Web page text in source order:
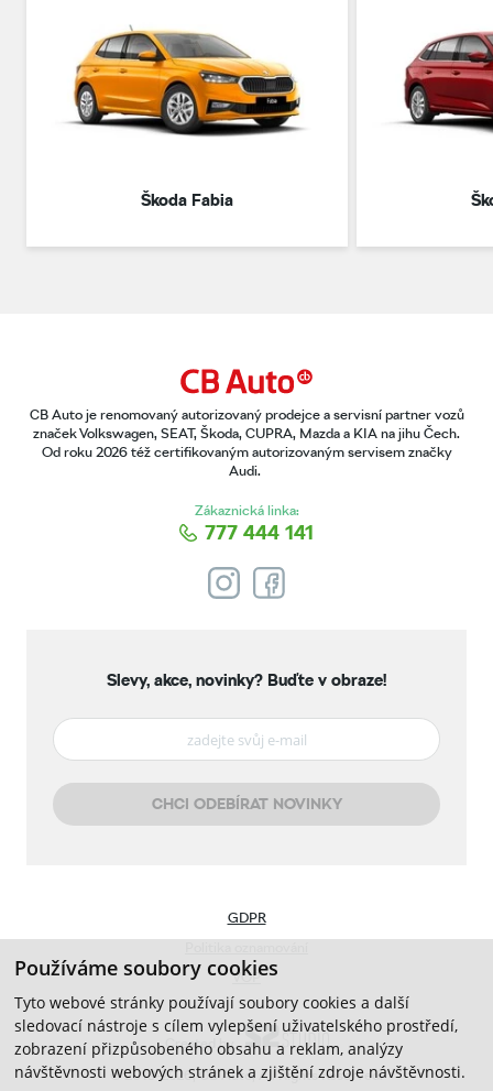
Používáme soubory cookies
Tyto webové stránky používají soubory cookies a další
sledovací nástroje s cílem vylepšení uživatelského prostředí,
zobrazení přizpůsobeného obsahu a reklam, analýzy
návštěvnosti webových stránek a zjištění zdroje návštěvnosti.
Škoda Fabia
CB Auto je renomovaný autorizovaný prodejce a servisní partner vozů
značek Volkswagen, SEAT, Škoda, CUPRA, Mazda a KIA na jihu Čech.
Od roku 2026 též certifikovaným autorizovaným servisem značky
Audi.
Zákaznická linka:
777 444 141
Slevy, akce, novinky? Buďte v obraze!
CHCI ODEBÍRAT NOVINKY
© 2019-2026, CB Auto, All Rights Reserved.
GDPR
VOP
Created by